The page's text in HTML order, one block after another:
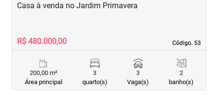
Código. 53
Código. 53
Casa à venda no Jardim Primavera
R$ 480.000,00
200,00 m²
Área principal
3
quarto(s)
3
Vaga(s)
2
banho(s)